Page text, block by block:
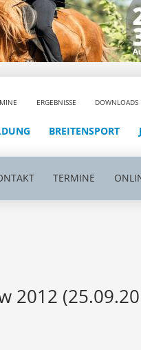
ERGEBNISSE DOWNLOADS
BREITENSPORT
TERMINE
2012